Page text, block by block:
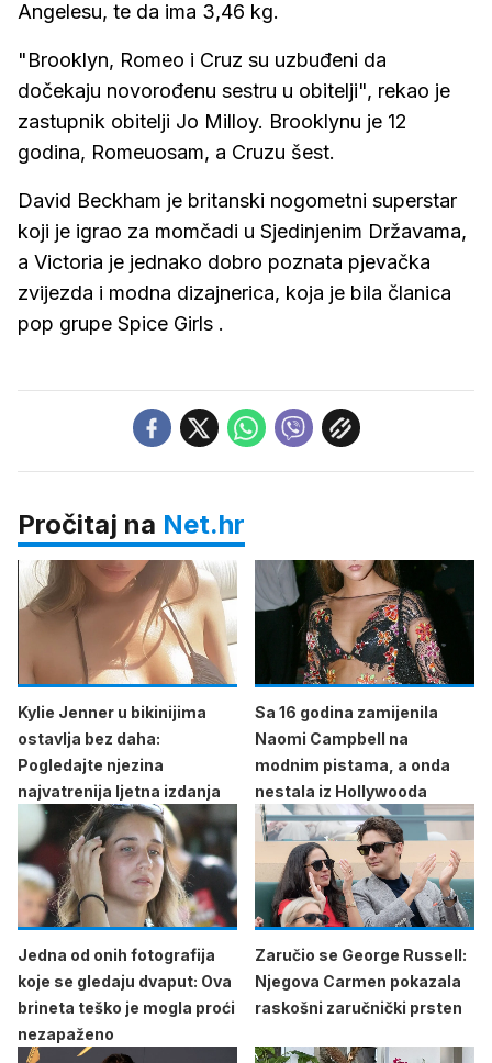
Angelesu, te da ima 3,46 kg.
"Brooklyn, Romeo i Cruz su uzbuđeni da
dočekaju novorođenu sestru u obitelji", rekao je
zastupnik obitelji Jo Milloy. Brooklynu je 12
godina, Romeuosam, a Cruzu šest.
David Beckham je britanski nogometni superstar
koji je igrao za momčadi u Sjedinjenim Državama,
a Victoria je jednako dobro poznata pjevačka
zvijezda i modna dizajnerica, koja je bila članica
pop grupe Spice Girls .
Pročitaj na Net.hr
Kylie Jenner u bikinijima
ostavlja bez daha:
Pogledajte njezina
najvatrenija ljetna izdanja
Sa 16 godina zamijenila
Naomi Campbell na
modnim pistama, a onda
nestala iz Hollywooda
Jedna od onih fotografija
koje se gledaju dvaput: Ova
brineta teško je mogla proći
nezapaženo
Zaručio se George Russell:
Njegova Carmen pokazala
raskošni zaručnički prsten